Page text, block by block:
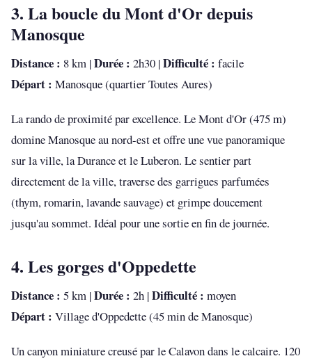
3. La boucle du Mont d'Or depuis
Manosque
Distance : 8 km |Durée : 2h30 |Difficulté : facile
Départ : Manosque (quartier Toutes Aures)
La rando de proximité par excellence. Le Mont d'Or (475 m)
domine Manosque au nord-est et offre une vue panoramique
sur la ville, la Durance et le Luberon. Le sentier part
directement de la ville, traverse des garrigues parfumées
(thym, romarin, lavande sauvage) et grimpe doucement
jusqu'au sommet. Idéal pour une sortie en fin de journée.
4. Les gorges d'Oppedette
Distance : 5 km |Durée : 2h |Difficulté : moyen
Départ : Village d'Oppedette (45 min de Manosque)
Un canyon miniature creusé par le Calavon dans le calcaire. 120